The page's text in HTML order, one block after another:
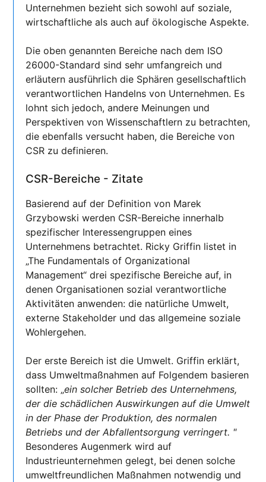
Unternehmen bezieht sich sowohl auf soziale,
wirtschaftliche als auch auf ökologische Aspekte.
Die oben genannten Bereiche nach dem ISO
26000-Standard sind sehr umfangreich und
erläutern ausführlich die Sphären gesellschaftlich
verantwortlichen Handelns von Unternehmen. Es
lohnt sich jedoch, andere Meinungen und
Perspektiven von Wissenschaftlern zu betrachten,
die ebenfalls versucht haben, die Bereiche von
CSR zu definieren.
CSR-Bereiche - Zitate
Basierend auf der Definition von Marek
Grzybowski werden CSR-Bereiche innerhalb
spezifischer Interessengruppen eines
Unternehmens betrachtet. Ricky Griffin listet in
„The Fundamentals of Organizational
Management“ drei spezifische Bereiche auf, in
denen Organisationen sozial verantwortliche
Aktivitäten anwenden: die natürliche Umwelt,
externe Stakeholder und das allgemeine soziale
Wohlergehen.
Der erste Bereich ist die Umwelt. Griffin erklärt,
dass Umweltmaßnahmen auf Folgendem basieren
sollten: „ein solcher Betrieb des Unternehmens,
der die schädlichen Auswirkungen auf die Umwelt
in der Phase der Produktion, des normalen
Betriebs und der Abfallentsorgung verringert. "
Besonderes Augenmerk wird auf
Industrieunternehmen gelegt, bei denen solche
umweltfreundlichen Maßnahmen notwendig und